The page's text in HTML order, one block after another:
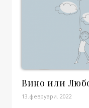
Вино или
13.февруари. 2022